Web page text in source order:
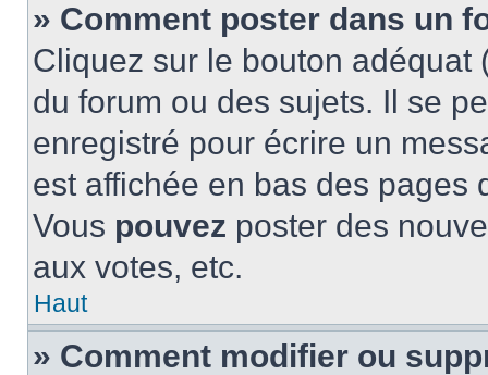
» Comment poster dans un
Cliquez sur le bouton
du forum ou des sujets. Il se
enregistré pour écrire un
est affichée en bas des pages
Vous pouvez poster des
aux votes, etc.
Haut
» Comment modifier ou